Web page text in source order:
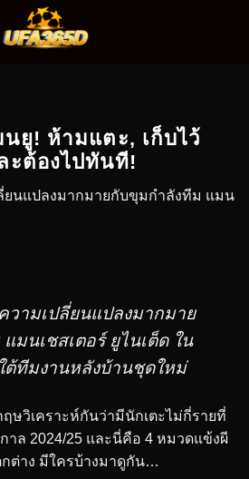
ยู! ห้ามแตะ, เก็บไว้
ะต้องไปทันที!
ยนแปลงมากมายกับขุมกำลังทีม แมน
วามเปลี่ยนแปลงมากมาย
มนเชสเตอร์ ยูไนเต็ด ใน
ต้ทีมงานหลังบ้านชุดใหม่
ษวิเคราะห์กันว่ามีนักเตะไม่กี่รายที่
าล 2024/25 และนี่คือ 4 หมวดแข้งผี
ต่าง มีใครบ้างมาดูกัน…